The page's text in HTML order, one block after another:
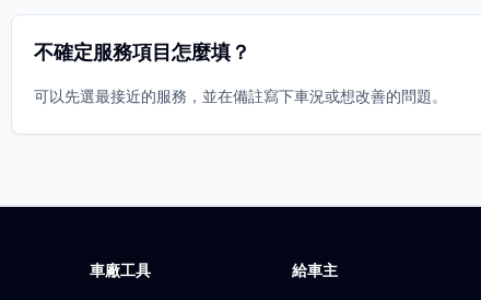
不確定服務項目怎麼填？
可以先選最接近的服務，並在備註寫下車況或想改善的問題。
車廠工具 給車主